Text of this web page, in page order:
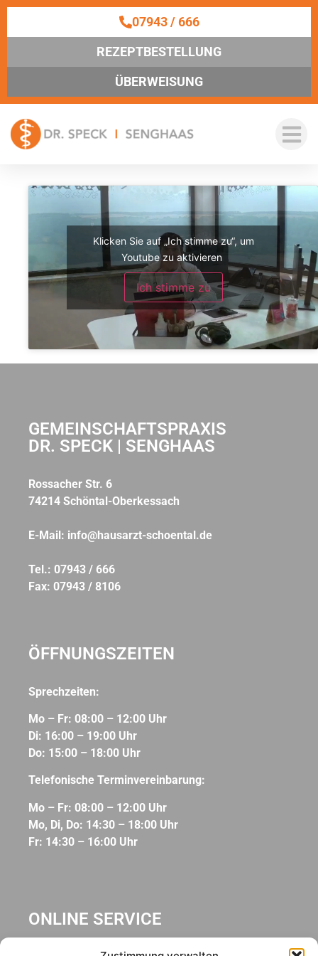
07943 / 666
REZEPTBESTELLUNG
ÜBERWEISUNG
Klicken Sie auf „Ich stimme zu“, um
Youtube zu aktivieren
Ich stimme zu
GEMEINSCHAFTSPRAXIS
DR. SPECK | SENGHAAS
Rossacher Str. 6
74214 Schöntal-Oberkessach
E-Mail: info@hausarzt-schoental.de
Tel.: 07943 / 666
Fax: 07943 / 8106
ÖFFNUNGSZEITEN
Sprechzeiten:
Mo – Fr: 08:00 – 12:00 Uhr
Di: 16:00 – 19:00 Uhr
Do: 15:00 – 18:00 Uhr
Telefonische Terminvereinbarung:
Mo – Fr: 08:00 – 12:00 Uhr
Mo, Di, Do: 14:30 – 18:00 Uhr
Fr: 14:30 – 16:00 Uhr
ONLINE SERVICE